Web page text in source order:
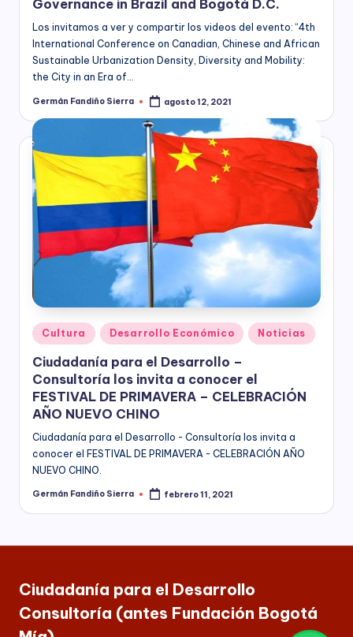
Governance in Brazil and Bogotá D.C.
Los invitamos a ver y compartir los videos del evento: “4th
International Conference on Canadian, Chinese and African
Sustainable Urbanization Density, Diversity and Mobility:
the City in an Era of…
Publicado
Germán Fandiño Sierra agosto 12, 2021
Publicado
en
Cultura Desarrollo Económico Noticias
Ciudadanía para el Desarrollo –
Consultoría los invita a conocer el
FESTIVAL DE PRIMAVERA – CELEBRACIÓN
AÑO NUEVO CHINO
Ciudadanía para el Desarrollo - Consultoría los invita a
conocer el FESTIVAL DE PRIMAVERA - CELEBRACIÓN AÑO
NUEVO CHINO.
Publicado
Germán Fandiño Sierra febrero 11, 2021
Ciudadanía para el Desarrollo
Consultoría (antes Fundación Bogotá